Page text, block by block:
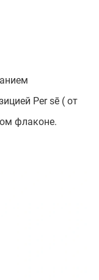
Per sē ( от
флаконе.